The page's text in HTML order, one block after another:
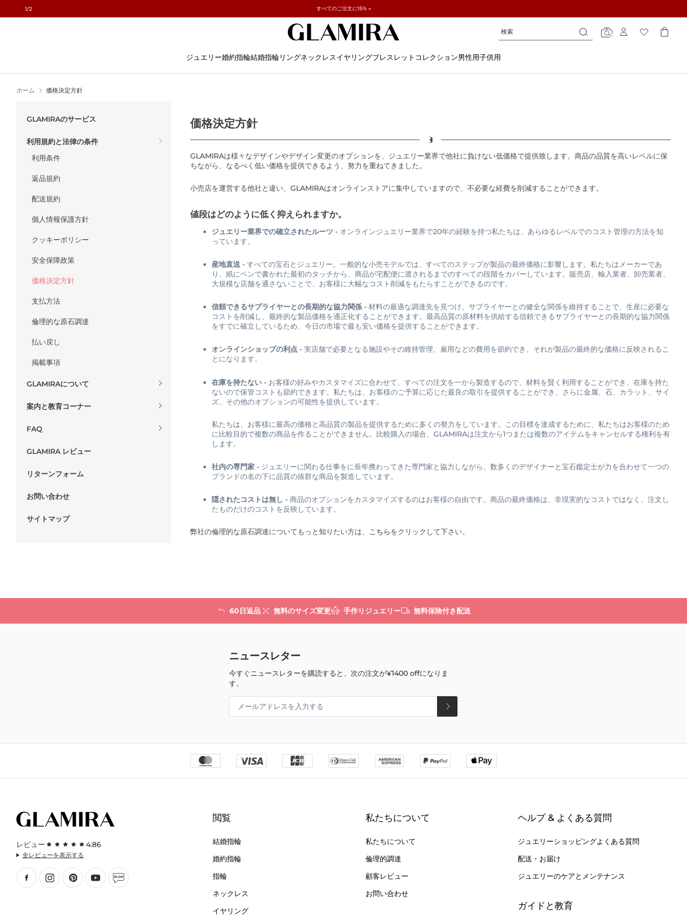
1/2 すべてのご注文に15% →
✓ 60日間返品可 ✓ 無料サイズ調整
に
検
索
索
ジュエリー婚約指輪結婚指輪 リングネックレスイヤリングブレスレット コレクション男性用子供用
ホーム 価格決定方針
価格決定方針
GLAMIRAは様々なデザインやデザイン変更のオプションを、ジュエリー業界で他社に負けない低価格で提供致します。商品の品質を高いレベルに保
ちながら、なるべく低い価格を提供できるよう、努力を重ねてきました。
小売店を運営する他社と違い、GLAMIRAはオンラインストアに集中していますので、不必要な経費を削減することができます。
値段はどのように低く抑えられますか。
ジュエリー業界での確立されたルーツ - オンラインジュエリー業界で20年の経験を持つ私たちは、あらゆるレベルでのコスト管理の方法を知
っています。
産地直送 -すべての宝石とジュエリー。一般的な小売モデルでは、すべてのステップが製品の最終価格に影響します。私たちはメーカーであ
り、紙にペンで書かれた最初のタッチから、商品が宅配便に渡されるまでのすべての段階をカバーしています。販売店、輸入業者、卸売業者、
大規模な店舗を通さないことで、お客様に大幅なコスト削減をもたらすことができるのです。
信頼できるサプライヤーとの長期的な協力関係 -材料の最適な調達先を見つけ、サプライヤーとの健全な関係を維持することで、生産に必要な
コストを削減し、最終的な製品価格を適正化することができます。最高品質の原材料を供給する信頼できるサプライヤーとの長期的な協力関係
をすでに確立しているため、今日の市場で最も安い価格を提供することができます。
オンラインショップの利点 -実店舗で必要となる施設やその維持管理、雇用などの費用を節約でき、それが製品の最終的な価格に反映されるこ
とになります。
在庫を持たない - お客様の好みやカスタマイズに合わせて、すべての注文を一から製造するので、材料を賢く利用することができ、在庫を持た
ないので保管コストも節約できます。私たちは、お客様のご予算に応じた最良の取引を提供することができ、さらに金属、石、カラット、サイ
ズ、その他のオプションの可能性を提供しています。
私たちは、お客様に最高の価格と高品質の製品を提供するために多くの努力をしています。この目標を達成するために、私たちはお客様のため
に比較目的で複数の商品を作ることができません。比較購入の場合、GLAMIRAは注文から1つまたは複数のアイテムをキャンセルする権利を有
します。
社内の専門家 - ジュエリーに関わる仕事をに長年携わってきた専門家と協力しながら、数多くのデザイナーと宝石鑑定士が力を合わせて一つの
ブランドの名の下に品質の抜群な商品を製造しています。
隠されたコストは無し -商品のオプションをカスタマイズするのはお客様の自由です。商品の最終価格は、非現実的なコストではなく、注文し
たものだけのコストを反映しています。
弊社の倫理的な原石調達についてもっと知りたい方は、 こちらをクリックして下さい。
GLAMIRAのサービス
利用規約と法律の条件
利用条件
返品規約
配送規約
個人情報保護方針
クッキーポリシー
安全保障政策
価格決定方針
支払方法
倫理的な原石調達
払い戻し
掲載事項
GLAMIRAについて
案内と教育コーナー
FAQ
GLAMIRA レビュー
リターンフォーム
お問い合わせ
サイトマップ
60日返品 無料のサイズ変更 手作りジュエリー 無料保険付き配送
ニュースレター
今すぐニュースレターを購読すると、次の注文が¥1400 offになりま
す。
レビュー 4.86
全レビューを表示する
閲覧
結婚指輪
婚約指輪
指輪
ネックレス
イヤリング
私たちについて
私たちについて
倫理的調達
顧客レビュー
お問い合わせ
ヘルプ & よくある質問
ジュエリーショッピングよくある質問
配送・お届け
ジュエリーのケアとメンテナンス
ガイドと教育